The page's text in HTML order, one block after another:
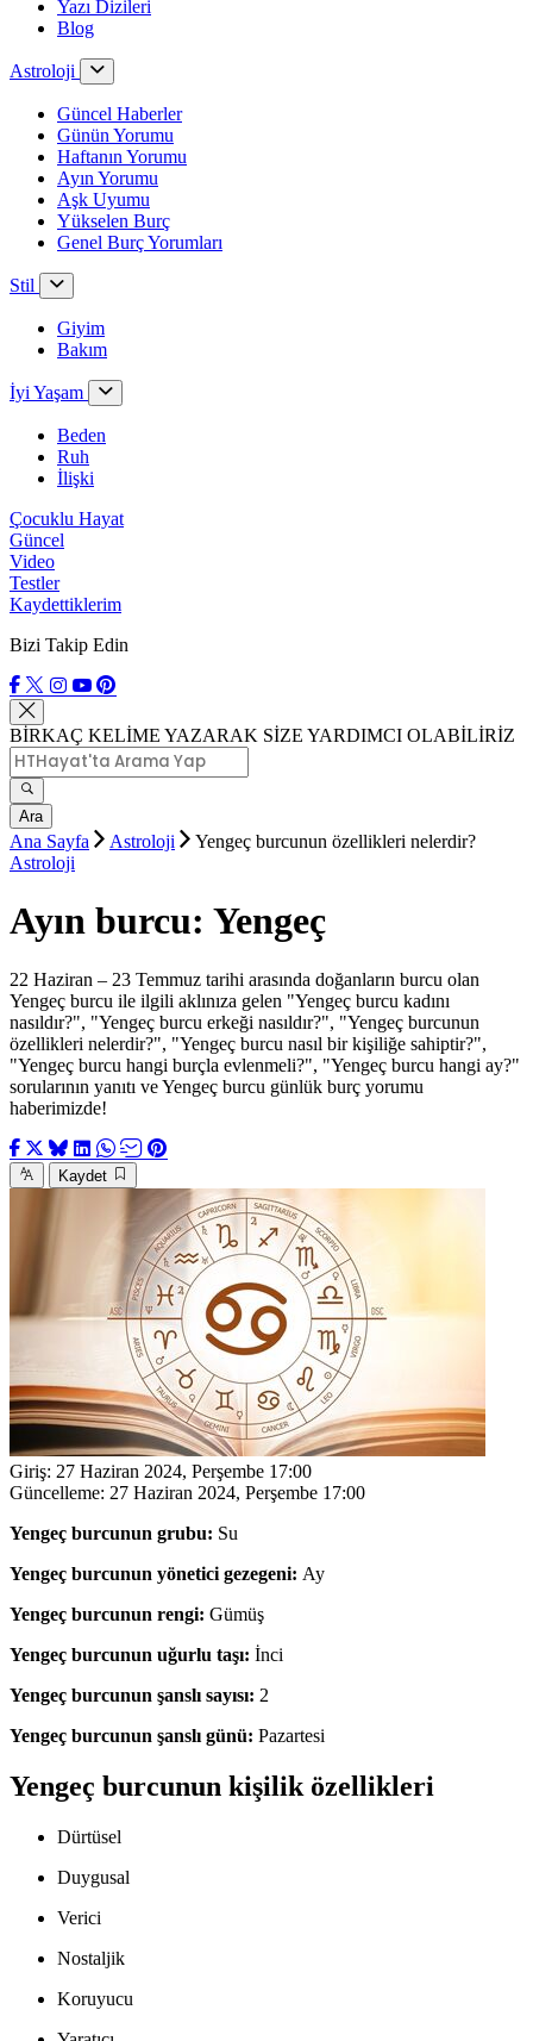
Yazı Dizileri
Blog
Astroloji
Güncel Haberler
Günün Yorumu
Haftanın Yorumu
Ayın Yorumu
Aşk Uyumu
Yükselen Burç
Genel Burç Yorumları
Stil
Giyim
Bakım
İyi Yaşam
Beden
Ruh
İlişki
Çocuklu Hayat
Güncel
Video
Testler
Kaydettiklerim
Bizi Takip Edin
BİRKAÇ KELİME YAZARAK SİZE YARDIMCI OLABİLİRİZ
Ara
Ana Sayfa Astroloji
Yengeç burcunun özellikleri nelerdir?
Astroloji
Ayın burcu: Yengeç
22 Haziran – 23 Temmuz tarihi arasında doğanların burcu olan
Yengeç burcu ile ilgili aklınıza gelen "Yengeç burcu kadını
nasıldır?", "Yengeç burcu erkeği nasıldır?", "Yengeç burcunun
özellikleri nelerdir?", "Yengeç burcu nasıl bir kişiliğe sahiptir?",
"Yengeç burcu hangi burçla evlenmeli?", "Yengeç burcu hangi ay?"
sorularının yanıtı ve Yengeç burcu günlük burç yorumu
haberimizde!
Kaydet
Giriş: 27 Haziran 2024, Perşembe 17:00
Güncelleme: 27 Haziran 2024, Perşembe 17:00
Yengeç burcunun grubu: Su
Yengeç burcunun yönetici gezegeni: Ay
Yengeç burcunun rengi: Gümüş
Yengeç burcunun uğurlu taşı: İnci
Yengeç burcunun şanslı sayısı: 2
Yengeç burcunun şanslı günü: Pazartesi
Yengeç burcunun kişilik özellikleri
Dürtüsel
Duygusal
Verici
Nostaljik
Koruyucu